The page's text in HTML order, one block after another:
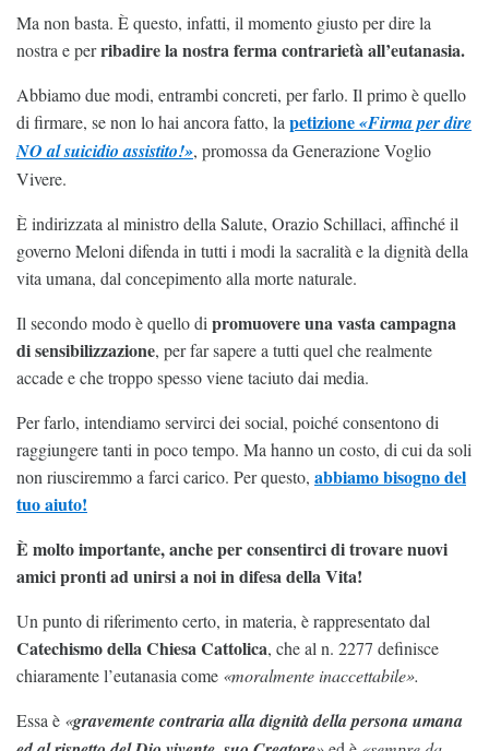
Ma non basta. È questo, infatti, il momento giusto per dire la
nostra e perribadire la nostra ferma contrarietà all’eutanasia.
Abbiamo due modi, entrambi concreti, per farlo. Il primo è quello
di firmare, se non lo hai ancora fatto, la petizione«Firma per dire
NO al suicidio assistito!», promossa da Generazione Voglio
Vivere.
È indirizzata al ministro della Salute, Orazio Schillaci, affinché il
governo Meloni difenda in tutti i modi la sacralità e la dignità della
vita umana, dal concepimento alla morte naturale.
Il secondo modo è quello di promuovere una vasta campagna
di sensibilizzazione, per far sapere a tutti quel che realmente
accade e che troppo spesso viene taciuto dai media.
Per farlo, intendiamo servirci dei social, poiché consentono di
raggiungere tanti in poco tempo. Ma hanno un costo, di cui da soli
non riusciremmo a farci carico. Per questo, abbiamo bisogno del
tuo aiuto!
È molto importante, anche per consentirci di trovare nuovi
amici pronti ad unirsi a noi in difesa della Vita!
Un punto di riferimento certo, in materia, è rappresentato dal
Catechismo della Chiesa Cattolica, che al n. 2277 definisce
chiaramente l’eutanasia come «moralmente inaccettabile».
Essa è «gravemente contraria alla dignità della persona umana